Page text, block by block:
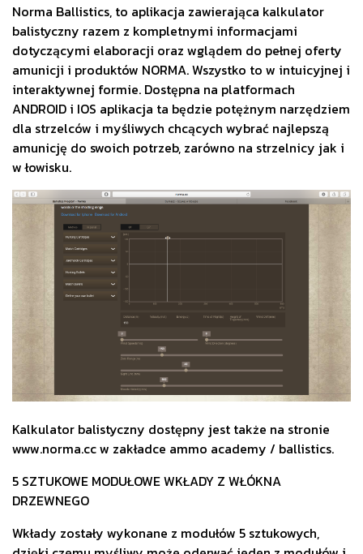
Norma Ballistics, to aplikacja zawierająca kalkulator
balistyczny razem z kompletnymi informacjami
dotyczącymi elaboracji oraz wglądem do pełnej oferty
amunicji i produktów NORMA. Wszystko to w intuicyjnej i
interaktywnej formie. Dostępna na platformach
ANDROID i IOS aplikacja ta będzie potężnym narzędziem
dla strzelców i myśliwych chcących wybrać najlepszą
amunicję do swoich potrzeb, zarówno na strzelnicy jak i
w łowisku.
Kalkulator balistyczny dostępny jest także na stronie
www.norma.cc w zakładce ammo academy / ballistics.
5 SZTUKOWE MODUŁOWE WKŁADY Z WŁÓKNA
DRZEWNEGO
Wkłady zostały wykonane z modułów 5 sztukowych,